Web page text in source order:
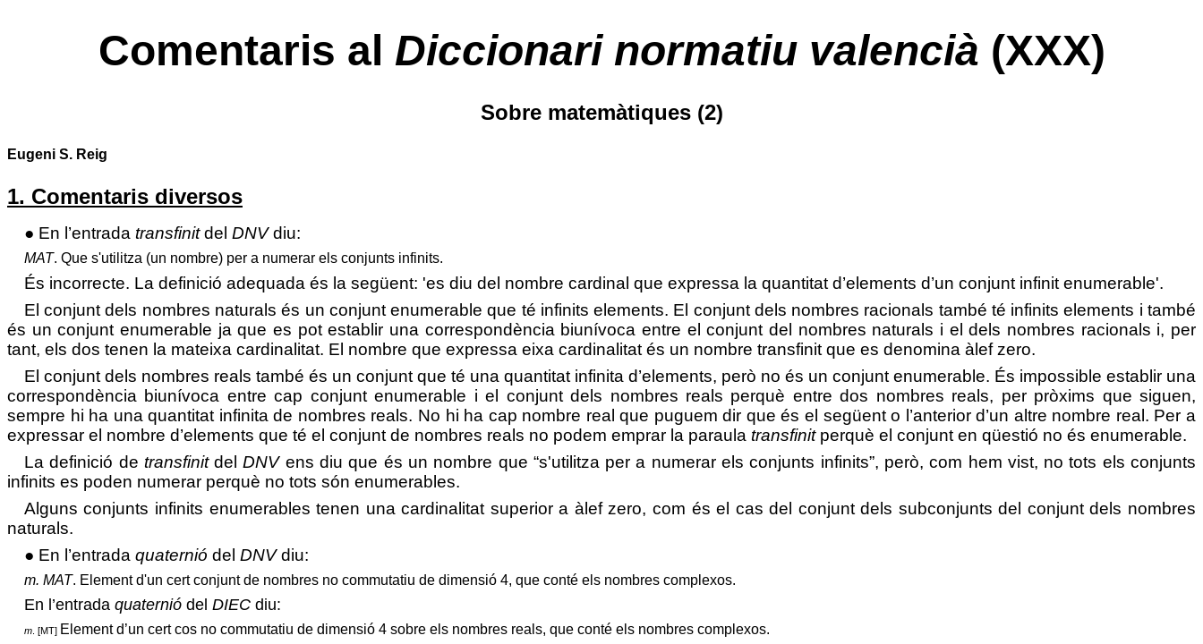
Comentaris al Diccionari normatiu valencià (XXX)
Sobre matemàtiques (2)
Eugeni S. Reig
1. Comentaris diversos
● En l’entrada transfinitdel DNVdiu:
MAT. Que s'utilitza (un nombre) per a numerar els conjunts infinits.
És incorrecte. La definició adequada és la següent: 'es diu del nombre cardinal que expressa la quantitat d’elements d’un conjunt infinit enumerable'.
El conjunt dels nombres naturals és un conjunt enumerable que té infinits elements. El conjunt dels nombres racionals també té infinits elements i també
és un conjunt enumerable ja que es pot establir una correspondència biunívoca entre el conjunt del nombres naturals i el dels nombres racionals i, per
tant, els dos tenen la mateixa cardinalitat. El nombre que expressa eixa cardinalitat és un nombre transfinit que es denomina àlef zero.
El conjunt dels nombres reals també és un conjunt que té una quantitat infinita d’elements, però no és un conjunt enumerable. És impossible establir una
correspondència biunívoca entre cap conjunt enumerable i el conjunt dels nombres reals perquè entre dos nombres reals, per pròxims que siguen,
sempre hi ha una quantitat infinita de nombres reals. No hi ha cap nombre real que puguem dir que és el següent o l’anterior d’un altre nombre real. Per a
expressar el nombre d’elements que té el conjunt de nombres reals no podem emprar la paraula transfinitperquè el conjunt en qüestió no és enumerable.
La definició de transfinitdelDNVens diu que és un nombre que “s'utilitza per a numerar els conjunts infinits”, però, com hem vist, no tots els conjunts
infinits es poden numerar perquè no tots són enumerables.
Alguns conjunts infinits enumerables tenen una cardinalitat superior a àlef zero, com és el cas del conjunt dels subconjunts del conjunt dels nombres
naturals.
● En l’entrada quaternió del DNVdiu:
m. MAT. Element d'un cert conjunt de nombres no commutatiu de dimensió 4, que conté els nombres complexos.
En l’entrada quaterniódel DIECdiu:
m. [MT] Element d’un cert cos no commutatiu de dimensió 4 sobre els nombres reals, que conté els nombres complexos.